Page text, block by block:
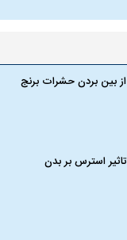
از بین بردن حشرات برنج
تاثیر استرس بر بدن